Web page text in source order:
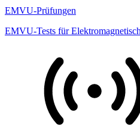
EMVU-Prüfungen
EMVU-Tests für